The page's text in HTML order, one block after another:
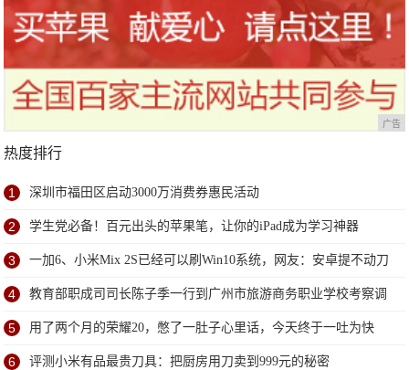
广告
热度排行
1 深圳市福田区启动3000万消费券惠民活动
2 学生党必备！百元出头的苹果笔，让你的iPad成为学习神器
3 一加6、小米Mix 2S已经可以刷Win10系统，网友：安卓提不动刀
了？
4 教育部职成司司长陈子季一行到广州市旅游商务职业学校考察调
研
5 用了两个月的荣耀20，憋了一肚子心里话，今天终于一吐为快
6 评测小米有品最贵刀具：把厨房用刀卖到999元的秘密